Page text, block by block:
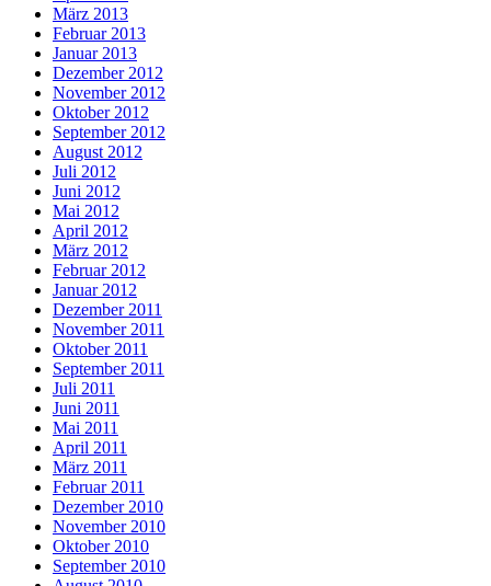
März 2013
Februar 2013
Januar 2013
Dezember 2012
November 2012
Oktober 2012
September 2012
August 2012
Juli 2012
Juni 2012
Mai 2012
April 2012
März 2012
Februar 2012
Januar 2012
Dezember 2011
November 2011
Oktober 2011
September 2011
Juli 2011
Juni 2011
Mai 2011
April 2011
März 2011
Februar 2011
Dezember 2010
November 2010
Oktober 2010
September 2010